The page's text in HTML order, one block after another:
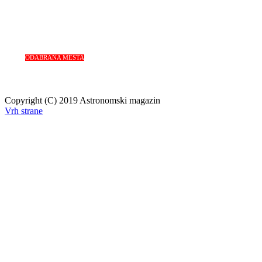
ODABRANA MESTA
Copyright (C) 2019 Astronomski magazin
Vrh strane